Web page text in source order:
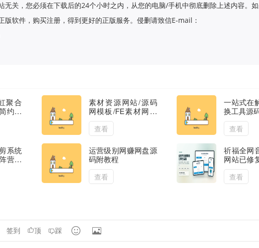
无关，您必须在下载后的24个小时之内，从您的电脑/手机中彻底删除上述内容。
版软件，购买注册，得到更好的正版服务。侵删请致信E-mail：
聚合
约模
登录
素材资源网站/源码
网模板/FE素材网交
易平台源码
查看
一站式在
换工具源
查看
系统
营销
授权
运营级别网赚网盘源
码附教程
查看
祈福全网
网站已修
纯净开源
查看
签到 顶 踩  